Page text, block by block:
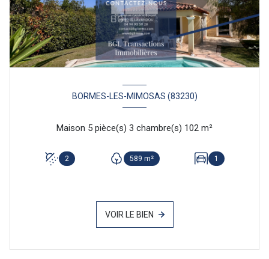
BORMES-LES-MIMOSAS (83230)
Maison 5 pièce(s) 3 chambre(s) 102 m²
2 589 m² 1
VOIR LE BIEN